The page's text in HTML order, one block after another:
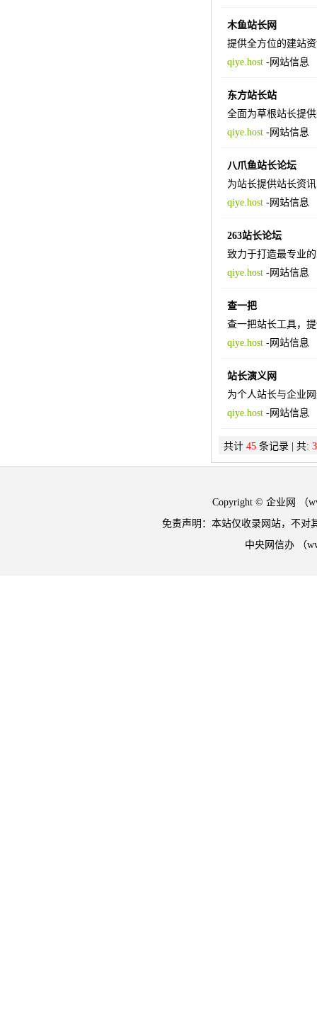
木鱼站长网
提供全方位的建站
qiye.host-网站信息
东方站长站
全面为草根站长提
qiye.host-网站信息
八爪鱼站长论坛
为站长提供站长资
qiye.host-网站信息
263站长论坛
致力于打造最专业
qiye.host-网站信息
查一把
查一把站长工具，
qiye.host-网站信息
站长演义网
为个人站长与企业
qiye.host-网站信息
共计 45条记录 | 共: 3
Copyright © 企业网 （
免责声明：本站仅收录网站，不对
中央网信办 （